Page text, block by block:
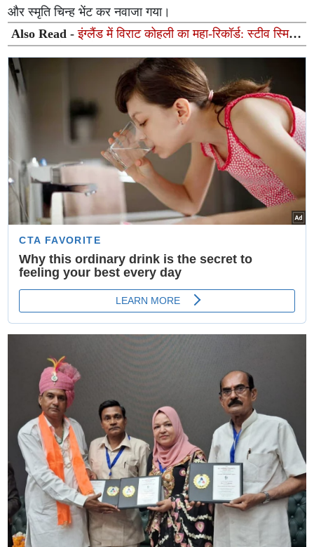
और स्मृति चिन्ह भेंट कर नवाजा गया।
Also Read -इंग्लैंड में विराट कोहली का महा-रिकॉर्ड: स्टीव स्मिथ
और रिकी पोंटिंग को पछाड़कर रचा नया इतिहास